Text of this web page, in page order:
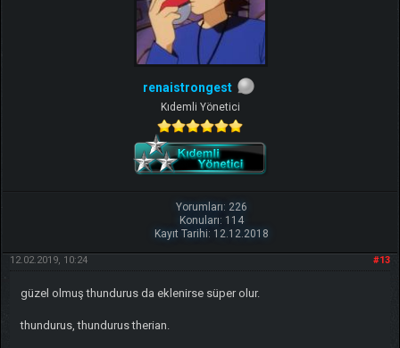
renaistrongest
Kıdemli Yönetici
Yorumları: 226
Konuları: 114
Kayıt Tarihi: 12.12.2018
#13
12.02.2019, 10:24
güzel olmuş thundurus da eklenirse süper olur.
thundurus, thundurus therian.